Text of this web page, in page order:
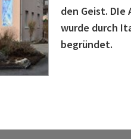
den Geist. DIe
wurde durch
begründet.